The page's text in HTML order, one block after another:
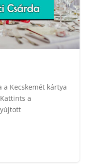
a Kecskemét kártya
a